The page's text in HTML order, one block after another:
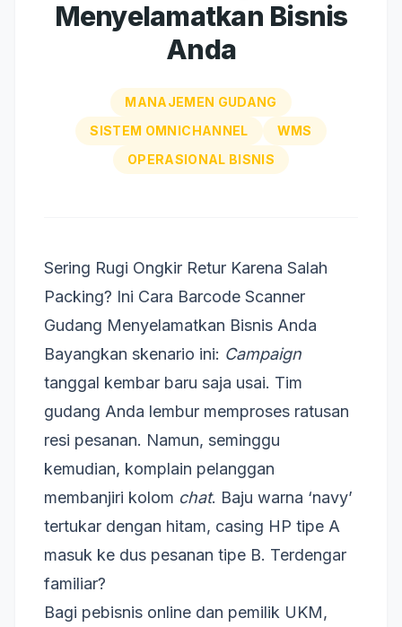
Menyelamatkan Bisnis
Anda
MANAJEMEN GUDANG
SISTEM OMNICHANNEL
WMS
OPERASIONAL BISNIS
Sering Rugi Ongkir Retur Karena Salah
Packing? Ini Cara Barcode Scanner
Gudang Menyelamatkan Bisnis Anda
Bayangkan skenario ini: Campaign
tanggal kembar baru saja usai. Tim
gudang Anda lembur memproses ratusan
resi pesanan. Namun, seminggu
kemudian, komplain pelanggan
membanjiri kolom chat. Baju warna ‘navy’
tertukar dengan hitam, casing HP tipe A
masuk ke dus pesanan tipe B. Terdengar
familiar?
Bagi pebisnis online dan pemilik UKM,